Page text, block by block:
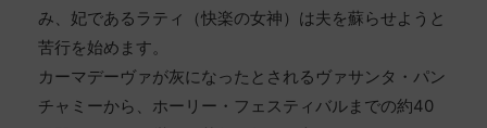
み、妃であるラティ（快楽の女神）は夫を蘇らせようと
苦行を始めます。
カーマデーヴァが灰になったとされるヴァサンタ・パン
チャミーから、ホーリー・フェスティバルまでの約40